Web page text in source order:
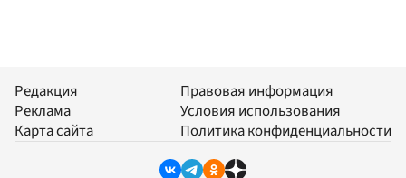
Редакция
Реклама
Карта сайта
Правовая информация
Условия использования
Политика конфиденциальности